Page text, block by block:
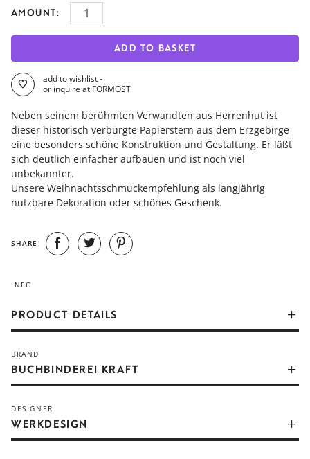
AMOUNT:
ADD TO BASKET
add to wishlist -
or inquire at FORMOST
Neben seinem berühmten Verwandten aus Herrenhut ist
dieser historisch verbürgte Papierstern aus dem Erzgebirge
eine besonders schöne Konstruktion und Gestaltung. Er läßt
sich deutlich einfacher aufbauen und ist noch viel
unbekannter.
Unsere Weihnachtsschmuckempfehlung als langjährig
nutzbare Dekoration oder schönes Geschenk.
SHARE
INFO
PRODUCT DETAILS
Friedrich auch Friedrich-Stern genannt) ist ein beleuchteter
Weihnachtsstern aus Annaberg-Buchholz im Erzgebirge, der
Stern typischer traditioneller Adventsstern aus Sachsen.
Benannt ist der Stern nach dem Herstellungsort Annaberg im
BRAND
BUCHBINDEREI KRAFT
DESIGNER
WERKDESIGN